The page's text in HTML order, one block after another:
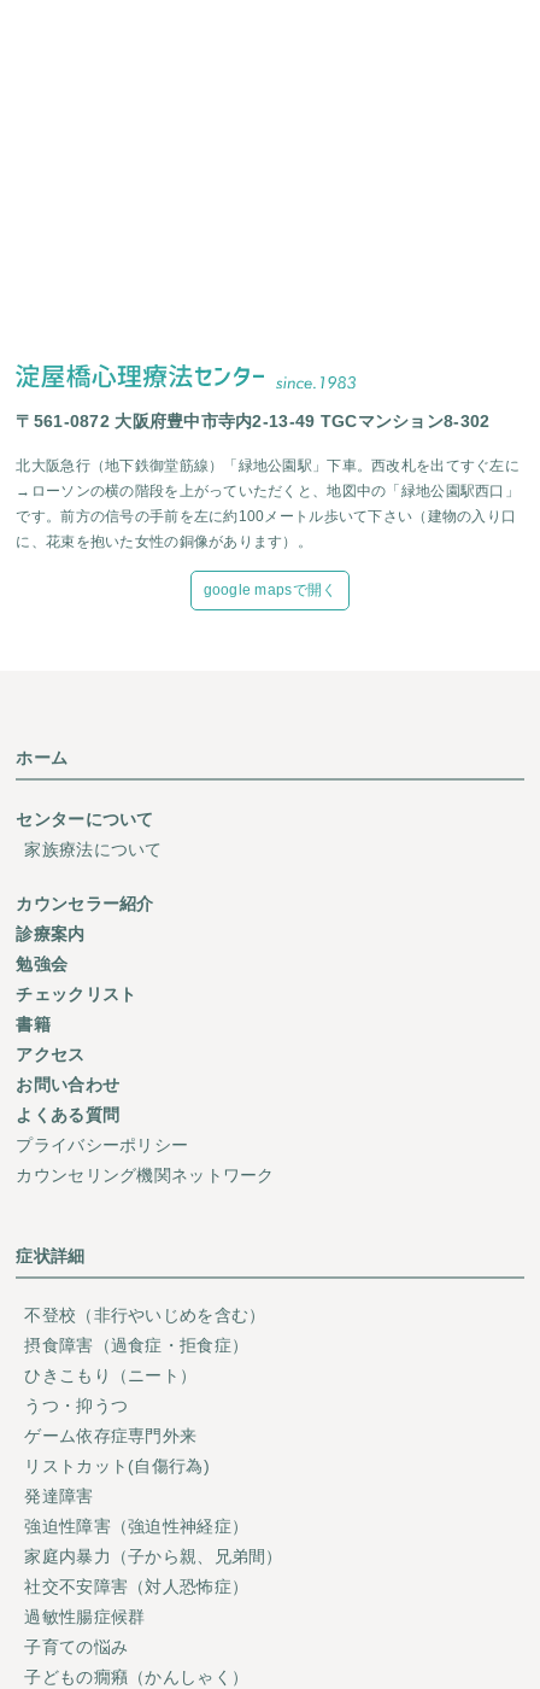
〒561-0872 大阪府豊中市寺内2-13-49 TGCマンション8-302
北大阪急行（地下鉄御堂筋線）「緑地公園駅」下車。西改札を出てすぐ左に
→ローソンの横の階段を上がっていただくと、地図中の「緑地公園駅西口」
です。前方の信号の手前を左に約100メートル歩いて下さい（建物の入り口
に、花束を抱いた女性の銅像があります）。
google mapsで開く
ホーム
センターについて
家族療法について
カウンセラー紹介
診療案内
勉強会
チェックリスト
書籍
アクセス
お問い合わせ
よくある質問
プライバシーポリシー
カウンセリング機関ネットワーク
症状詳細
不登校（非行やいじめを含む）
摂食障害（過食症・拒食症）
ひきこもり（ニート）
うつ・抑うつ
ゲーム依存症専門外来
リストカット(自傷行為)
発達障害
強迫性障害（強迫性神経症）
家庭内暴力（子から親、兄弟間）
社交不安障害（対人恐怖症）
過敏性腸症候群
子育ての悩み
子どもの癇癪（かんしゃく）